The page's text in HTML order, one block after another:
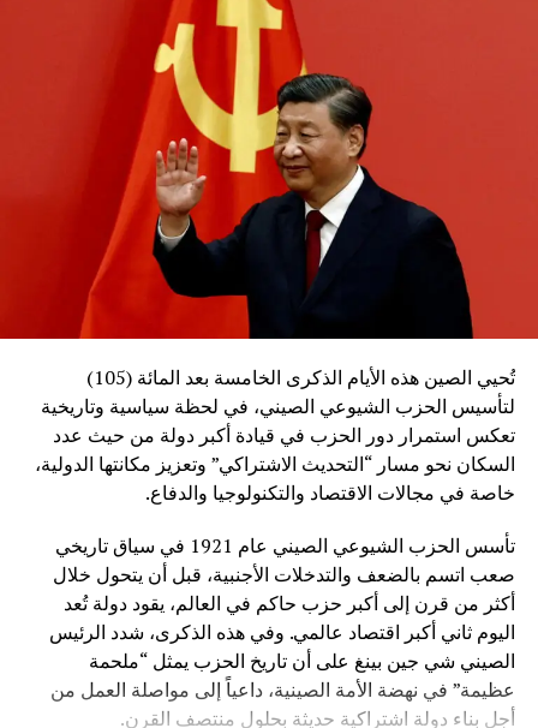
تُحيي الصين هذه الأيام الذكرى الخامسة بعد المائة (105)
لتأسيس الحزب الشيوعي الصيني، في لحظة سياسية وتاريخية
تعكس استمرار دور الحزب في قيادة أكبر دولة من حيث عدد
السكان نحو مسار “التحديث الاشتراكي” وتعزيز مكانتها الدولية،
خاصة في مجالات الاقتصاد والتكنولوجيا والدفاع.
تأسس الحزب الشيوعي الصيني عام 1921 في سياق تاريخي
صعب اتسم بالضعف والتدخلات الأجنبية، قبل أن يتحول خلال
أكثر من قرن إلى أكبر حزب حاكم في العالم، يقود دولة تُعد
اليوم ثاني أكبر اقتصاد عالمي. وفي هذه الذكرى، شدد الرئيس
الصيني شي جين بينغ على أن تاريخ الحزب يمثل “ملحمة
عظيمة” في نهضة الأمة الصينية، داعياً إلى مواصلة العمل من
أجل بناء دولة اشتراكية حديثة بحلول منتصف القرن.